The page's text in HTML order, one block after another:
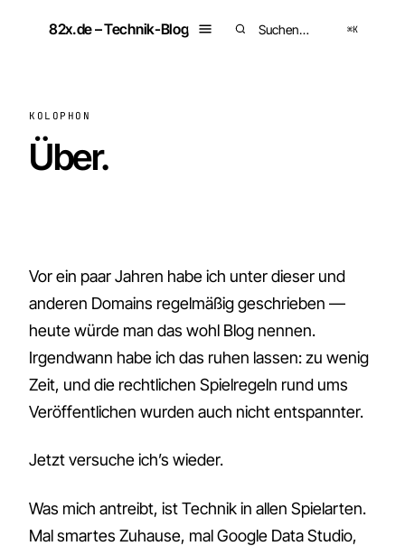
82x.de – Technik-Blog
Suchen
⌘K
KOLOPHON
Über.
Vor ein paar Jahren habe ich unter dieser und
anderen Domains regelmäßig geschrieben —
heute würde man das wohl Blog nennen.
Irgendwann habe ich das ruhen lassen: zu wenig
Zeit, und die rechtlichen Spielregeln rund ums
Veröffentlichen wurden auch nicht entspannter.
Jetzt versuche ich’s wieder.
Was mich antreibt, ist Technik in allen Spielarten.
Mal smartes Zuhause, mal Google Data Studio,